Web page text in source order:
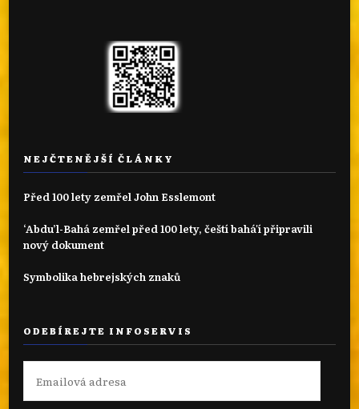
NEJČTENĚJŠÍ ČLÁNKY
Před 100 lety zemřel John Esslemont
‘Abdu’l-Bahá zemřel před 100 lety, čeští bahá'í připravili
nový dokument
Symbolika hebrejských znaků
ODEBÍREJTE INFOSERVIS
adresa